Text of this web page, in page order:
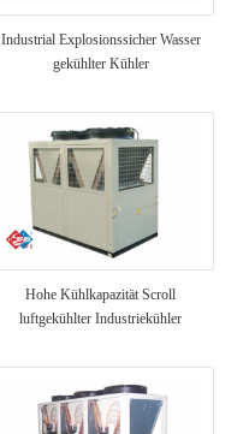
Industrial Explosionssicher Wasser
gekühlter Kühler
Hohe Kühlkapazität Scroll
luftgekühlter Industriekühler